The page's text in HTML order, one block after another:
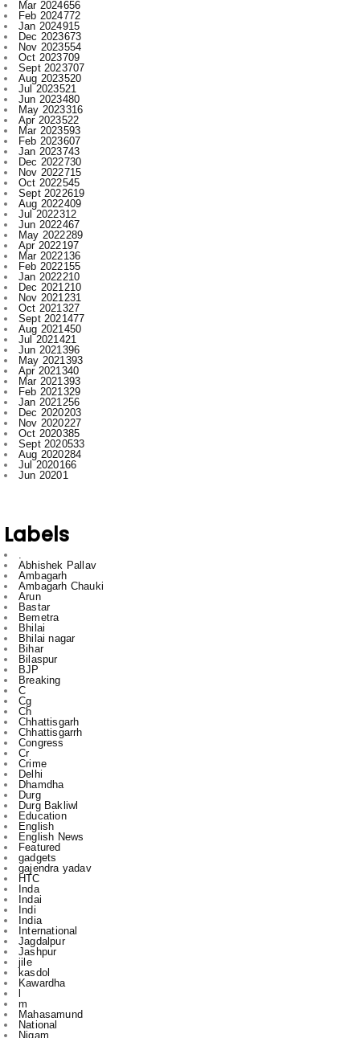
Mar 2024656
Feb 2024772
Jan 2024915
Dec 2023673
Nov 2023554
Oct 2023709
Sept 2023707
Aug 2023520
Jul 2023521
Jun 2023480
May 2023316
Apr 2023522
Mar 2023593
Feb 2023607
Jan 2023743
Dec 2022730
Nov 2022715
Oct 2022545
Sept 2022619
Aug 2022409
Jul 2022312
Jun 2022467
May 2022289
Apr 2022197
Mar 2022136
Feb 2022155
Jan 2022210
Dec 2021210
Nov 2021231
Oct 2021327
Sept 2021477
Aug 2021450
Jul 2021421
Jun 2021396
May 2021393
Apr 2021340
Mar 2021393
Feb 2021329
Jan 2021256
Dec 2020203
Nov 2020227
Oct 2020385
Sept 2020533
Aug 2020284
Jul 2020166
Jun 20201
Labels
.
Abhishek Pallav
Ambagarh
Ambagarh Chauki
Arun
Bastar
Bemetra
Bhilai
Bhilai nagar
Bihar
Bilaspur
BJP
Breaking
C
Cg
Ch
Chhattisgarh
Chhattisgarrh
Congress
Cr
Crime
Delhi
Dhamdha
Durg
Durg Bakliwl
Education
English
English News
Featured
gadgets
gajendra yadav
HTC
Inda
Indai
Indi
India
International
Jagdalpur
Jashpur
jile
kasdol
Kawardha
m
Mahasamund
National
Nigam